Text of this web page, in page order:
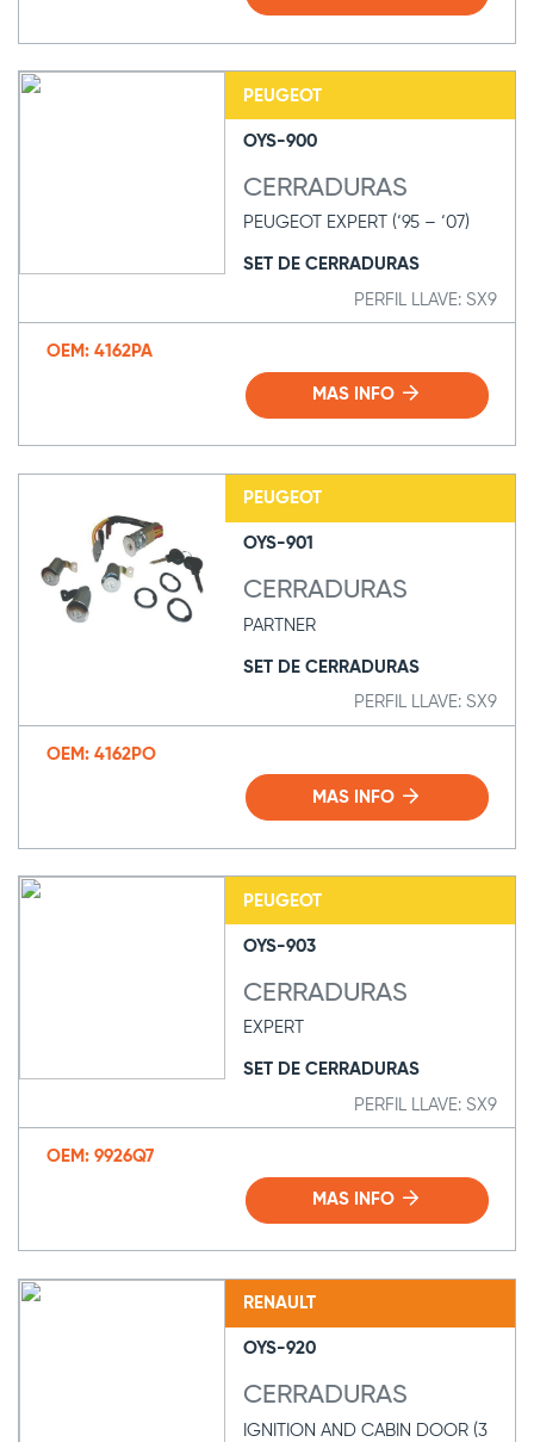
PEUGEOT
OYS-900
CERRADURAS
PEUGEOT EXPERT (‘95 – ‘07)
SET DE CERRADURAS
PERFIL LLAVE: SX9
OEM: 4162PA
MAS INFO
PEUGEOT
OYS-901
CERRADURAS
PARTNER
SET DE CERRADURAS
PERFIL LLAVE: SX9
OEM: 4162PO
MAS INFO
PEUGEOT
OYS-903
CERRADURAS
EXPERT
SET DE CERRADURAS
PERFIL LLAVE: SX9
OEM: 9926Q7
MAS INFO
RENAULT
OYS-920
CERRADURAS
IGNITION AND CABIN DOOR (3